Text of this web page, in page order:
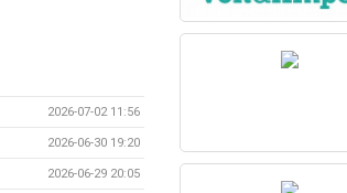
2026-07-02 11:56
2026-06-30 19:20
2026-06-29 20:05